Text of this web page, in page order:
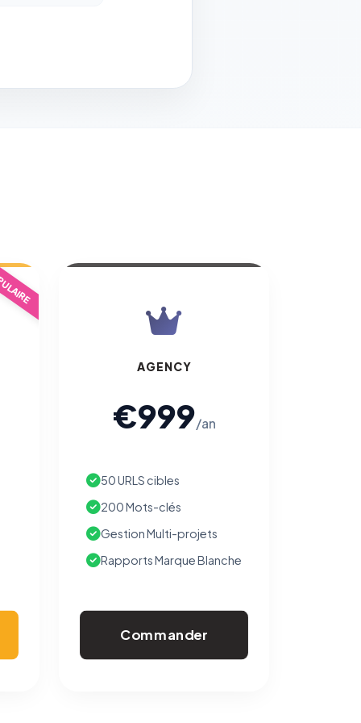
AGENCY
€999/an
50 URLS cibles
200 Mots-clés
Gestion Multi-projets
Rapports Marque Blanche
Commander